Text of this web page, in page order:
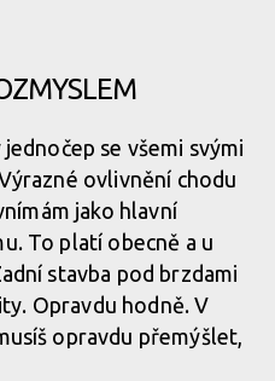
se všemi svými
ovlivnění chodu
jako hlavní
To platí obecně a u
stavba pod brzdami
Opravdu hodně. V
opravdu přemýšlet,